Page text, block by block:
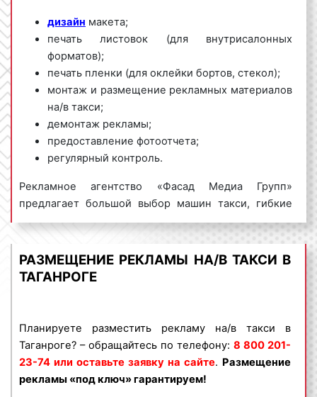
дизайн макета;
печать листовок (для внутрисалонных
форматов);
печать пленки (для оклейки бортов, стекол);
монтаж и размещение рекламных материалов
на/в такси;
демонтаж рекламы;
предоставление фотоотчета;
регулярный контроль.
Рекламное агентство «Фасад Медиа Групп»
предлагает большой выбор машин такси, гибкие
условия размещения рекламы на/в такси в
Таганроге и Ростовской области, выгодные цены.
Для получения коммерческого предложения по
размещению рекламы на/в такси обращайтесь по
ключ» гарантируем!
Реклама на/в такси пользуется большим
спросомсреди представителей бизнеса.
Востребованность рекламы на/в такси среди
РАЗМЕЩЕНИЕ РЕКЛАМЫ НА/В ТАКСИ В
ТАГАНРОГЕ
Планируете разместить рекламу на/в такси в
Таганроге? – обращайтесь по телефону: 8 800 201-
23-74 или оставьте заявку на сайте. Размещение
рекламы «под ключ» гарантируем!